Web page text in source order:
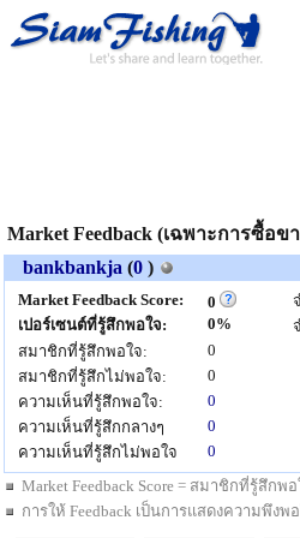
Market Feedback (เฉพาะการซื้อ
bankbankja (0 )
Market Feedback Score:
0
เปอร์เซนต์ที่รู้สึกพอใจ:
0%
สมาชิกที่รู้สึกพอใจ:
0
สมาชิกที่รู้สึกไม่พอใจ:
0
ความเห็นที่รู้สึกพอใจ:
0
ความเห็นที่รู้สึกกลางๆ
0
ความเห็นที่รู้สึกไม่พอใจ
0
Market Feedback Score = สมาชิกที่รู้สึ
การให้ Feedback เป็นการแสดงความพึ